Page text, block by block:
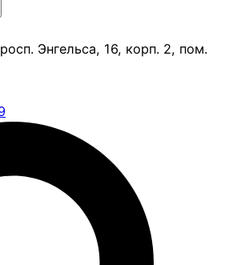
Энгельса, 16, корп. 2, пом.